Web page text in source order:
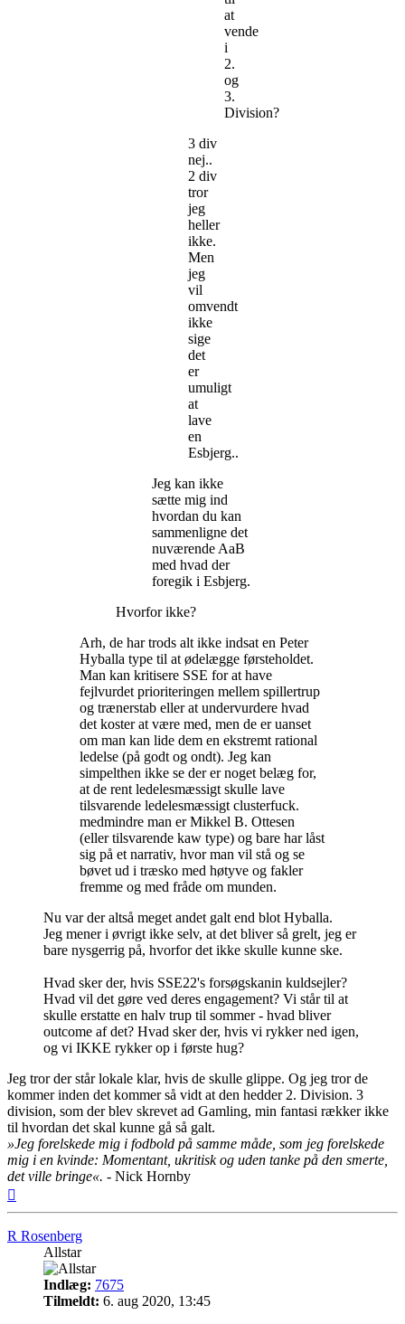
at
vende
i
2.
og
3.
Division?
3 div
nej..
2 div
tror
jeg
heller
ikke.
Men
jeg
vil
omvendt
ikke
sige
det
er
umuligt
at
lave
en
Esbjerg..
Jeg kan ikke
sætte mig ind
hvordan du kan
sammenligne det
nuværende AaB
med hvad der
foregik i Esbjerg.
Hvorfor ikke?
Arh, de har trods alt ikke indsat en Peter
Hyballa type til at ødelægge førsteholdet.
Man kan kritisere SSE for at have
fejlvurdet prioriteringen mellem spillertrup
og trænerstab eller at undervurdere hvad
det koster at være med, men de er uanset
om man kan lide dem en ekstremt rational
ledelse (på godt og ondt). Jeg kan
simpelthen ikke se der er noget belæg for,
at de rent ledelesmæssigt skulle lave
tilsvarende ledelesmæssigt clusterfuck.
medmindre man er Mikkel B. Ottesen
(eller tilsvarende kaw type) og bare har låst
sig på et narrativ, hvor man vil stå og se
bøvet ud i træsko med høtyve og fakler
fremme og med fråde om munden.
Nu var der altså meget andet galt end blot Hyballa.
Jeg mener i øvrigt ikke selv, at det bliver så grelt, jeg er
bare nysgerrig på, hvorfor det ikke skulle kunne ske.
Hvad sker der, hvis SSE22's forsøgskanin kuldsejler?
Hvad vil det gøre ved deres engagement? Vi står til at
skulle erstatte en halv trup til sommer - hvad bliver
outcome af det? Hvad sker der, hvis vi rykker ned igen,
og vi IKKE rykker op i første hug?
Jeg tror der står lokale klar, hvis de skulle glippe. Og jeg tror de
kommer inden det kommer så vidt at den hedder 2. Division. 3
division, som der blev skrevet ad Gamling, min fantasi rækker ikke
til hvordan det skal kunne gå så galt.
»Jeg forelskede mig i fodbold på samme måde, som jeg forelskede
mig i en kvinde: Momentant, ukritisk og uden tanke på den smerte,
det ville bringe«. - Nick Hornby
R Rosenberg
Allstar
Indlæg: 7675
Tilmeldt: 6. aug 2020, 13:45